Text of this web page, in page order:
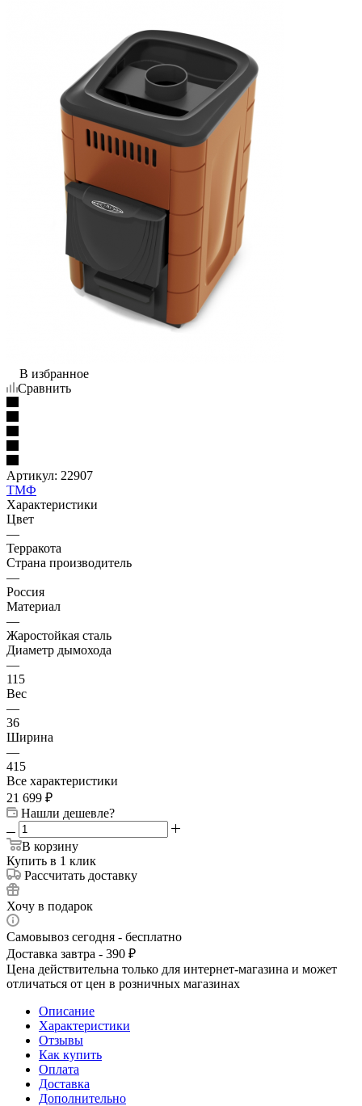
В избранное
Сравнить
Артикул: 22907
ТМФ
Характеристики
Цвет
—
Терракота
Страна производитель
—
Россия
Материал
—
Жаростойкая сталь
Диаметр дымохода
—
115
Вес
—
36
Ширина
—
415
Все характеристики
21 699 ₽
Нашли дешевле?
В корзину
Купить в 1 клик
Рассчитать доставку
Хочу в подарок
Самовывоз сегодня - бесплатно
Доставка завтра - 390 ₽
Цена действительна только для интернет-магазина и может
отличаться от цен в розничных магазинах
Описание
Характеристики
Отзывы
Как купить
Оплата
Доставка
Дополнительно